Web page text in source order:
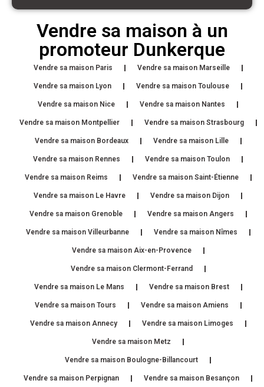
Vendre sa maison à un
promoteur Dunkerque
Vendre sa maison Paris Vendre sa maison Marseille
Vendre sa maison Lyon Vendre sa maison Toulouse
Vendre sa maison Nice Vendre sa maison Nantes
Vendre sa maison Montpellier Vendre sa maison Strasbourg
Vendre sa maison Bordeaux Vendre sa maison Lille
Vendre sa maison Rennes Vendre sa maison Toulon
Vendre sa maison Reims Vendre sa maison Saint-Étienne
Vendre sa maison Le Havre Vendre sa maison Dijon
Vendre sa maison Grenoble Vendre sa maison Angers
Vendre sa maison Villeurbanne Vendre sa maison Nîmes
Vendre sa maison Aix-en-Provence
Vendre sa maison Clermont-Ferrand
Vendre sa maison Le Mans Vendre sa maison Brest
Vendre sa maison Tours Vendre sa maison Amiens
Vendre sa maison Annecy Vendre sa maison Limoges
Vendre sa maison Metz
Vendre sa maison Boulogne-Billancourt
Vendre sa maison Perpignan Vendre sa maison Besançon